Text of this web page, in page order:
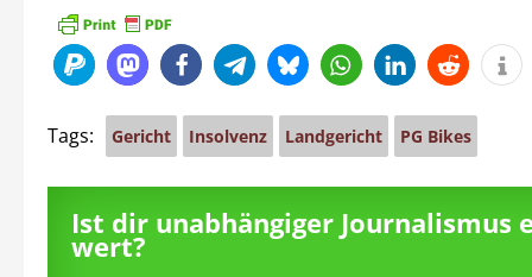
Tags: Gericht Insolvenz Landgericht PG Bikes
Ist dir unabhängiger Journalismus
wert?